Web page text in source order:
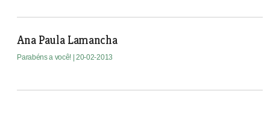
Ana Paula Lamancha
Parabéns a você! | 20-02-2013